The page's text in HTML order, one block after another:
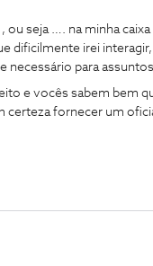
seja …. na minha
dificilmente irei
necessário para
e vocês sabem bem
certeza fornecer um